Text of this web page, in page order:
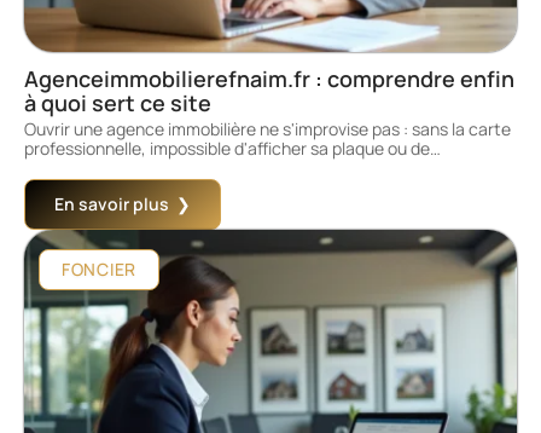
Agenceimmobilierefnaim.fr : comprendre enfin
à quoi sert ce site
Ouvrir une agence immobilière ne s'improvise pas : sans la carte
professionnelle, impossible d'afficher sa plaque ou de…
En savoir plus
FONCIER